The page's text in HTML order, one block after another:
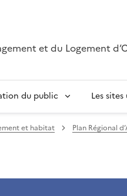
et du Logement
du public Les
et habitat Plan Régional